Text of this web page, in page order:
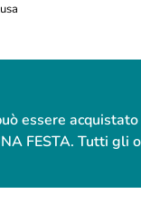
essere
FESTA. Tutti